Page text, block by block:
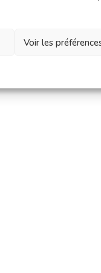
Voir les